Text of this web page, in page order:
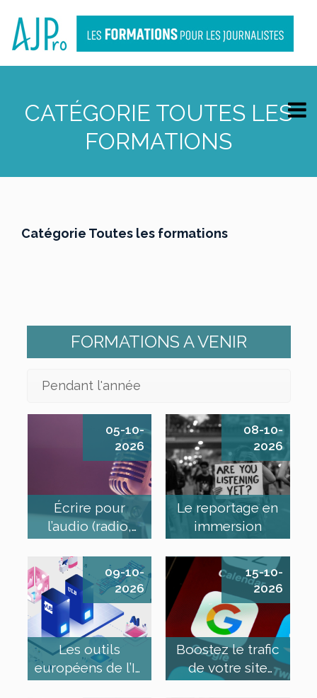
CATÉGORIE TOUTES LES
FORMATIONS
Catégorie Toutes les formations
FORMATIONS A VENIR
Pendant l'année
Écrire pour
l’audio (radio,
05-10-
2026
Le reportage en
immersion
08-10-
2026
Les outils
européens de l’IA
09-10-
2026
Boostez le trafic
de votre site
15-10-
2026